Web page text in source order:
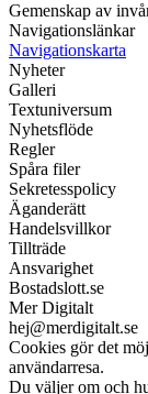
Gemenskap av
Navigationslänkar
Navigationskarta
Nyheter
Galleri
Textuniversum
Nyhetsflöde
Regler
Spåra filer
Sekretesspolicy
Äganderätt
Handelsvillkor
Tillträde
Ansvarighet
Bostadslott.se
Mer Digitalt
hej@merdigitalt.se
Cookies gör det
användarresa.
Du väljer om och